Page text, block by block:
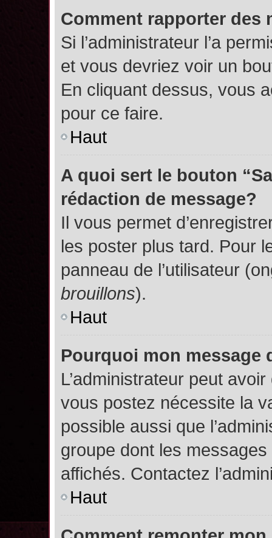
Comment rapporter des
Si l’administrateur l’a
et vous devriez voir un
En cliquant dessus, vous
pour ce faire.
Haut
A quoi sert le bouton
rédaction de message?
Il vous permet
les poster plus tard. Pour
panneau de l’utilisateur
brouillons).
Haut
Pourquoi mon message
L’administrateur peut
vous postez nécessite la
possible aussi que
groupe dont les
affichés. Contactez
Haut